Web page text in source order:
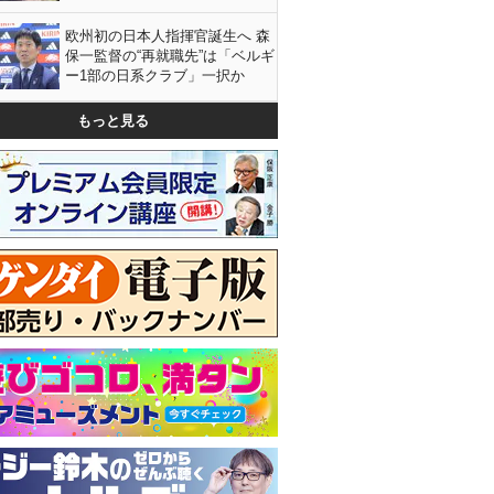
欧州初の日本人指揮官誕生へ 森
保一監督の“再就職先”は「ベルギ
ー1部の日系クラブ」一択か
もっと見る